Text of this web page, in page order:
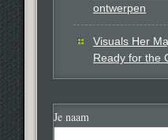
ontwerpen
Visuals Her
Ready for the
Je naam